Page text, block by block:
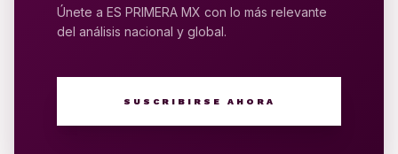
Únete a ES PRIMERA MX con lo más relevante
del análisis nacional y global.
SUSCRIBIRSE AHORA